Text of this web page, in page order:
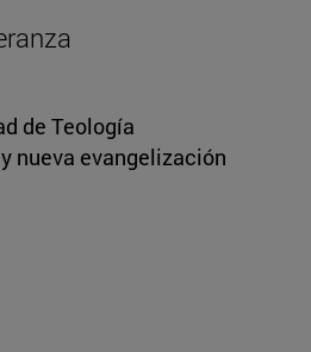
de Teología
nueva evangelización